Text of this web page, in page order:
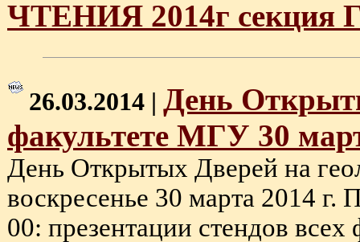
ЧТЕНИЯ 2014г секция
26.03.2014 | День
факультете МГУ 30
День Открытых Дверей на
воскресенье 30 марта 2014
00: презентации стендов